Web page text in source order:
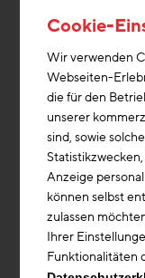
EG die
angrenzenden
bis 4 befindet
mit 36 Betten,
Grundstruktur
um einen
eigener Dusche,
Die Beheizung /
(1.-4.OG) erfolgt
Cookie-
Wir verwenden
Webseiten-
die für den
unserer
sind, sowie
Anzeige
können selbst
zulassen
Ihrer
Funktionalitäten